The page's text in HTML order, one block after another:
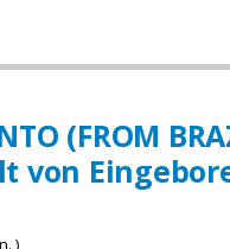
(FROM
von
)